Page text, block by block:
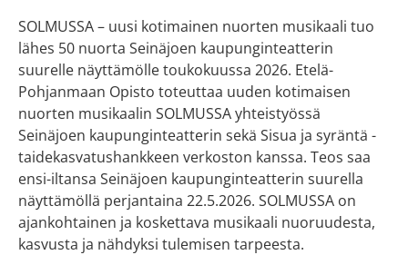
SOLMUSSA – uusi kotimainen nuorten musikaali tuo
lähes 50 nuorta Seinäjoen kaupunginteatterin
suurelle näyttämölle toukokuussa 2026. Etelä-
Pohjanmaan Opisto toteuttaa uuden kotimaisen
nuorten musikaalin SOLMUSSA yhteistyössä
Seinäjoen kaupunginteatterin sekä Sisua ja syräntä -
taidekasvatushankkeen verkoston kanssa. Teos saa
ensi-iltansa Seinäjoen kaupunginteatterin suurella
näyttämöllä perjantaina 22.5.2026. SOLMUSSA on
ajankohtainen ja koskettava musikaali nuoruudesta,
kasvusta ja nähdyksi tulemisen tarpeesta.